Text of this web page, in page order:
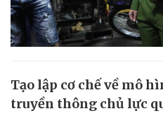
Tạo lập cơ chế về mô
truyền thông chủ lực